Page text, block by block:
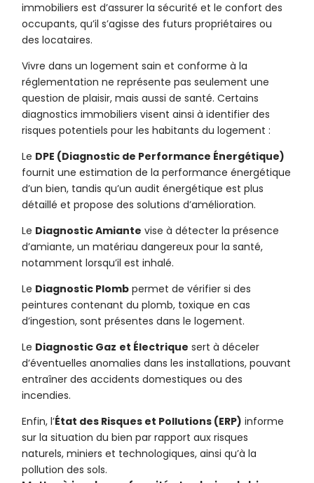
immobiliers est d’assurer la sécurité et le confort des
occupants, qu’il s’agisse des futurs propriétaires ou
des locataires.
Vivre dans un logement sain et conforme à la
réglementation ne représente pas seulement une
question de plaisir, mais aussi de santé. Certains
diagnostics immobiliers visent ainsi à identifier des
risques potentiels pour les habitants du logement :
Le DPE (Diagnostic de Performance Énergétique)
fournit une estimation de la performance énergétique
d’un bien, tandis qu’un audit énergétique est plus
détaillé et propose des solutions d’amélioration.
Le Diagnostic Amiante vise à détecter la présence
d’amiante, un matériau dangereux pour la santé,
notamment lorsqu’il est inhalé.
Le Diagnostic Plomb permet de vérifier si des
peintures contenant du plomb, toxique en cas
d’ingestion, sont présentes dans le logement.
Le Diagnostic Gaz et Électrique sert à déceler
d’éventuelles anomalies dans les installations, pouvant
entraîner des accidents domestiques ou des
incendies.
Enfin, l’État des Risques et Pollutions (ERP) informe
sur la situation du bien par rapport aux risques
naturels, miniers et technologiques, ainsi qu’à la
pollution des sols.